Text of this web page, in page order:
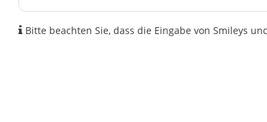
Bitte beachten Sie, dass die Eingabe von Smileys